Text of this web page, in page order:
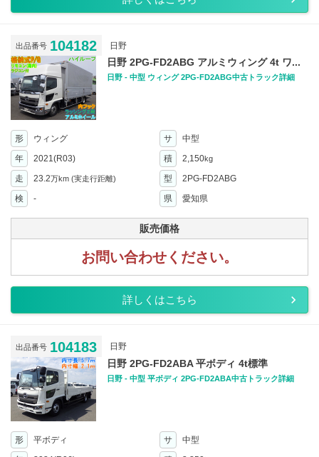
出品番号 104182 日野
日野 2PG-FD2ABG アルミウィング 4t ワ...
日野 - 中型 ウィング 2PG-FD2ABG中古トラック詳細
形 ウィング サ
中型
年
2021(R03) 積 2,150kg
走 23.2万km (実走行距離) 型
2PG-FD2ABG
検
- 県 愛知県
販売価格
お問い合わせください。
詳しくはこちら
出品番号 104183 日野
日野 2PG-FD2ABA 平ボディ 4t標準
日野 - 中型 平ボディ 2PG-FD2ABA中古トラック詳細
形 平ボディ サ
中型